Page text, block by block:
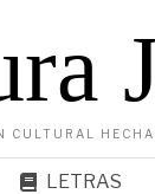
CULTURAL HECHA
LETRAS